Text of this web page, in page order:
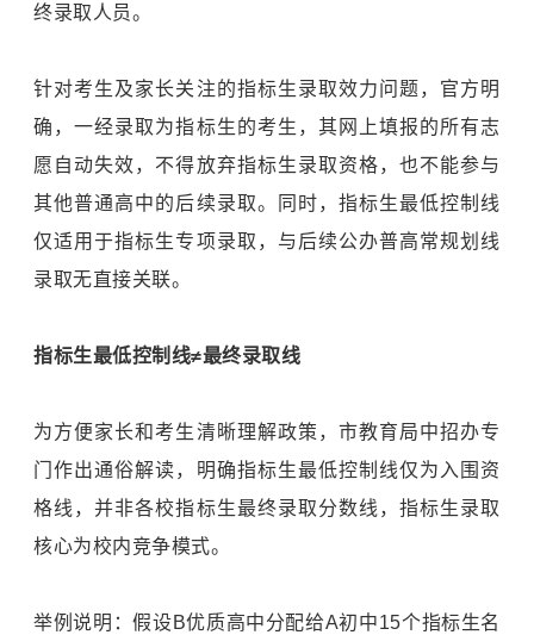
终录取人员。
针对考生及家长关注的指标生录取效力问题，官方明
确，一经录取为指标生的考生，其网上填报的所有志
愿自动失效，不得放弃指标生录取资格，也不能参与
其他普通高中的后续录取。同时，指标生最低控制线
仅适用于指标生专项录取，与后续公办普高常规划线
录取无直接关联。
指标生最低控制线≠最终录取线
为方便家长和考生清晰理解政策，市教育局中招办专
门作出通俗解读，明确指标生最低控制线仅为入围资
格线，并非各校指标生最终录取分数线，指标生录取
核心为校内竞争模式。
举例说明：假设B优质高中分配给A初中15个指标生名